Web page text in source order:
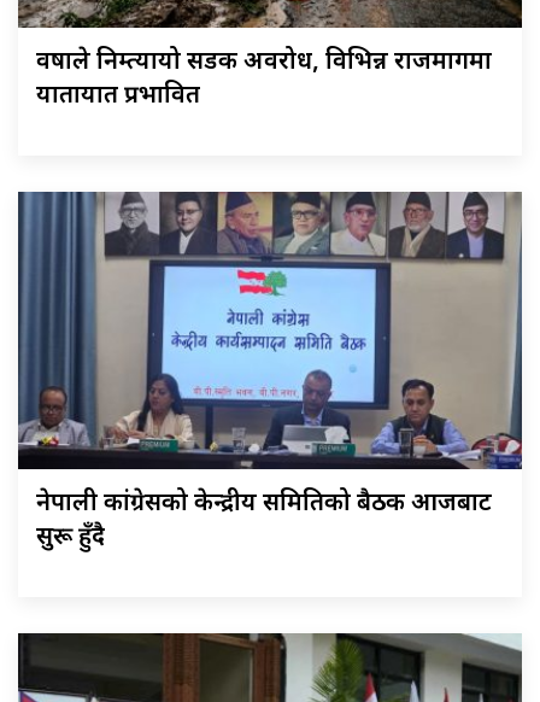
वर्षाले निम्त्यायो सडक अवरोध, विभिन्न राजमार्गमा
यातायात प्रभावित
नेपाली कांग्रेसको केन्द्रीय समितिको बैठक आजबाट
सुरू हुँदै